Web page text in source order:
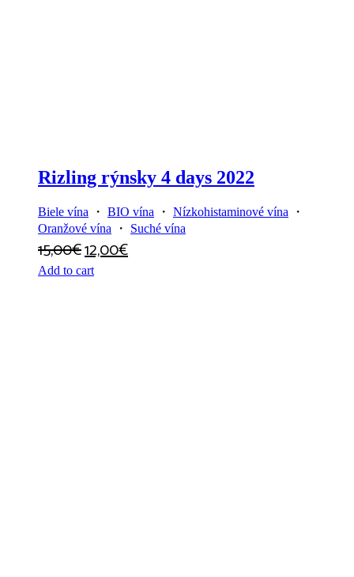
Rizling rýnsky 4 days 2022
Biele vína ・ BIO vína ・ Nízkohistaminové vína ・
Oranžové vína ・ Suché vína
15,00€12,00€
Add to cart